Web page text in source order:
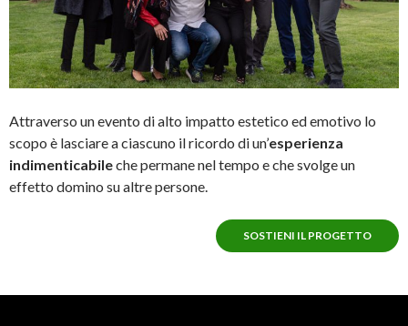
Attraverso un evento di alto impatto estetico ed emotivo lo
scopo è lasciare a ciascuno il ricordo di un’esperienza
indimenticabileche permane nel tempo e che svolge un
effetto domino su altre persone.
SOSTIENI IL PROGETTO